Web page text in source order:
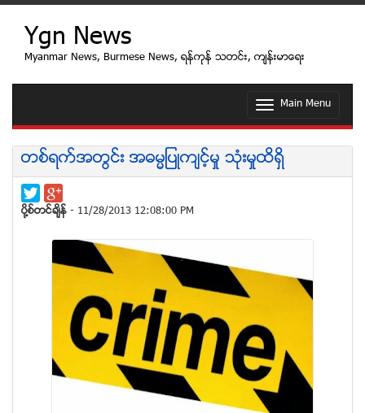
Ygn News
Myanmar News, Burmese News, ရန္ကုန္ သတင္း, က်န္းမာေရး
T
g
e
t
Main Menu
တစ္ရက္အတြင္း အဓမၼျပဳက်င့္မႈ သံုးမႈထိရွိ
ပုိ႔စ္တင္ခ်ိန္ - 11/28/2013 12:08:00 PM